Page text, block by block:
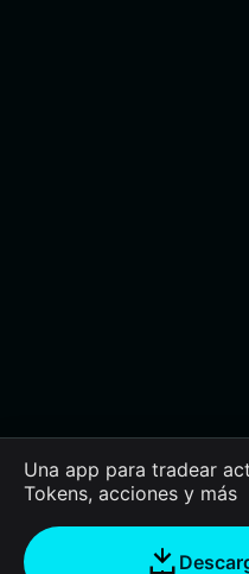
Una app para tradear
Tokens, acciones y más